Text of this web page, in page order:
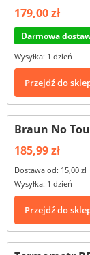
179,00 zł
Darmowa
Wysyłka: 1 dzień
Przejdź do
Braun No
185,99 zł
Dostawa od: 15,00 zł
Wysyłka: 1 dzień
Przejdź do